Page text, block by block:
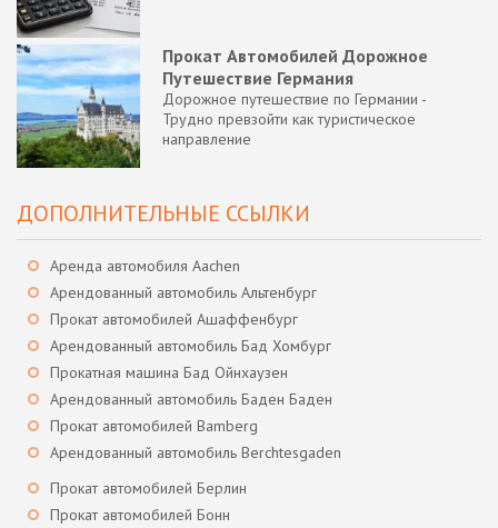
Прокат Автомобилей Дорожное
Путешествие Германия
Дорожное путешествие по Германии -
Трудно превзойти как туристическое
направление
ДОПОЛНИТЕЛЬНЫЕ ССЫЛКИ
Аренда автомобиля Aachen
Арендованный автомобиль Альтенбург
Прокат автомобилей Ашаффенбург
Арендованный автомобиль Бад Хомбург
Прокатная машина Бад Ойнхаузен
Арендованный автомобиль Баден Баден
Прокат автомобилей Bamberg
Арендованный автомобиль Berchtesgaden
Прокат автомобилей Берлин
Прокат автомобилей Бонн